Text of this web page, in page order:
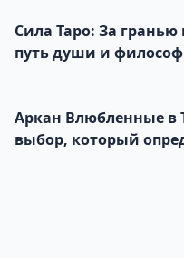
Сила Таро: За
путь души и
Аркан Влюбленные в
выбор, который